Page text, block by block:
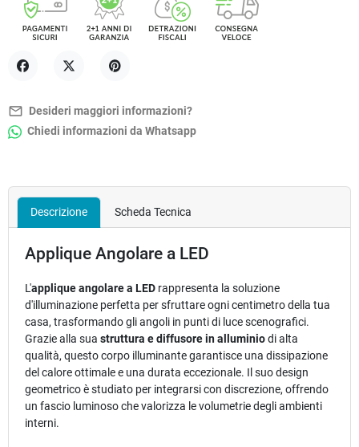
mail_outline Desideri maggiori informazioni?
Chiedi informazioni da Whatsapp
Descrizione Scheda Tecnica
Applique Angolare a LED
L'applique angolare a LED rappresenta la soluzione
d'illuminazione perfetta per sfruttare ogni centimetro della tua
casa, trasformando gli angoli in punti di luce scenografici.
Grazie alla sua struttura e diffusore in alluminiodi alta
qualità, questo corpo illuminante garantisce una dissipazione
del calore ottimale e una durata eccezionale. Il suo design
geometrico è studiato per integrarsi con discrezione, offrendo
un fascio luminoso che valorizza le volumetrie degli ambienti
interni.